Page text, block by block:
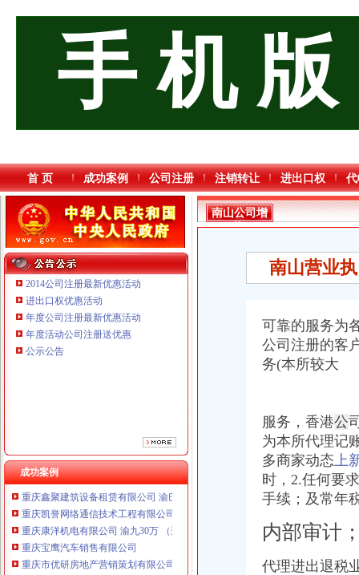
手 机 版
首 页 成功案例 公司注册 注销转让 进出口权
2014公司注册最新优惠活动
进出口权优惠活动
年度公司注册最新优惠活动
年度活动公司注册送优惠
公示公告
成功案例
重庆宝鹰汽车销售有限公司
重庆雷森堡网络科技有限公司 渝北10万 （工商注册）
重庆斯苔登托生物科技有限公司 渝南10万 （工商注册）
重庆鑫聚建筑设备租赁有限公司 渝巴3万 （工商注册）
重庆凯誉网络通信技术工程有限公司 渝中300万 （工商变更）
重庆康洋机电有限公司 渝九30万 （进出口权）
重庆宝鹰汽车销售有限公司
重庆市优研房地产营销策划有限公司
重庆伟尚科技发展有限公司 渝高100万 （工商注册）
南山公司增
资
南山营业
可靠的服务为
公司注册的客
务(本所较大
服务，香港公
为本所代理记
多商家动态上
时，2.任何要
手续；及常年
内部审计
代理进出退税